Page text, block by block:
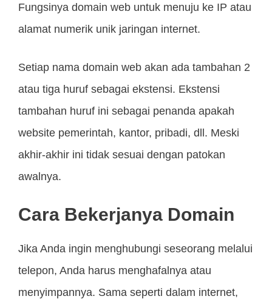
Fungsinya domain web untuk menuju ke IP atau
alamat numerik unik jaringan internet.
Setiap nama domain web akan ada tambahan 2
atau tiga huruf sebagai ekstensi. Ekstensi
tambahan huruf ini sebagai penanda apakah
website pemerintah, kantor, pribadi, dll. Meski
akhir-akhir ini tidak sesuai dengan patokan
awalnya.
Cara Bekerjanya Domain
Jika Anda ingin menghubungi seseorang melalui
telepon, Anda harus menghafalnya atau
menyimpannya. Sama seperti dalam internet,